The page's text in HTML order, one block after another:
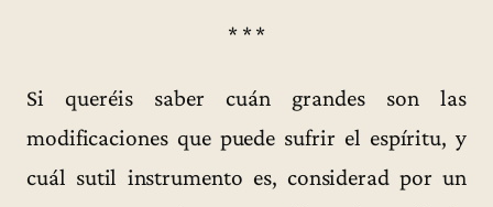
* * *
Si queréis saber cuán grandes son las
modificaciones que puede sufrir el espíritu, y
cuál sutil instrumento es, considerad por un